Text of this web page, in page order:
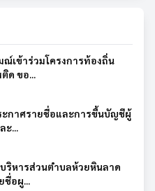
ณ์เข้าร่วมโครงการท้องถิ่น
ติด ขอ...
ะกาศรายชื่อและการขึ้นบัญชีผู้
ะ...
ริหารส่วนตำบลห้วยหินลาด
ชื่อผู...